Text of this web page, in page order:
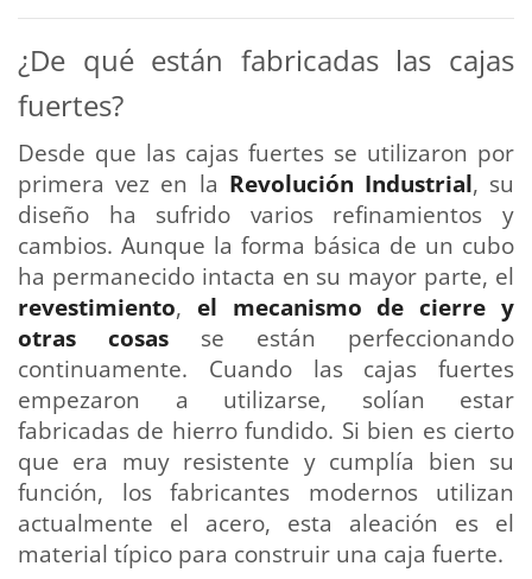
¿De qué están fabricadas las cajas
fuertes?
Desde que las cajas fuertes se utilizaron por
primera vez en la Revolución Industrial, su
diseño ha sufrido varios refinamientos y
cambios. Aunque la forma básica de un cubo
ha permanecido intacta en su mayor parte, el
revestimiento, el mecanismo de cierre y
otras cosas se están perfeccionando
continuamente. Cuando las cajas fuertes
empezaron a utilizarse, solían estar
fabricadas de hierro fundido. Si bien es cierto
que era muy resistente y cumplía bien su
función, los fabricantes modernos utilizan
actualmente el acero, esta aleación es el
material típico para construir una caja fuerte.